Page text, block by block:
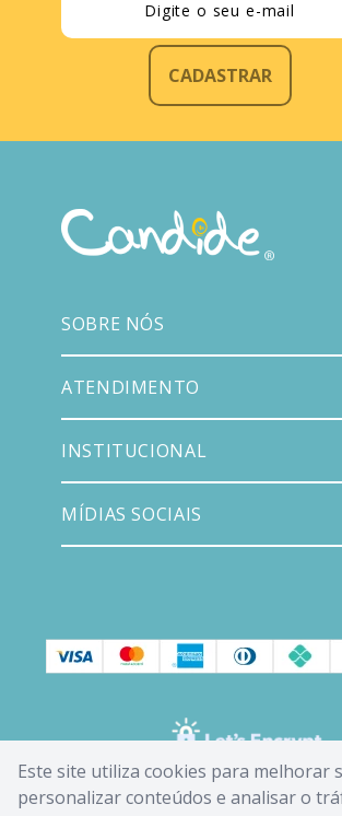
Este site utiliza cookies para melhorar
personalizar conteúdos e analisar o
CADASTRAR
SOBRE NÓS
ATENDIMENTO
INSTITUCIONAL
MÍDIAS SOCIAIS